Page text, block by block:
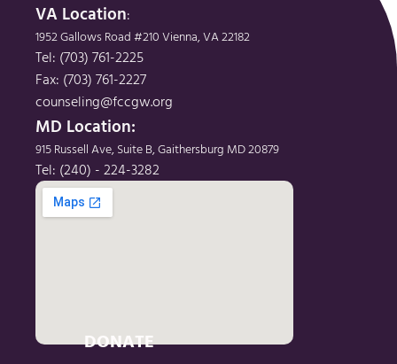
VA Location:
1952 Gallows Road #210 Vienna, VA 22182
Tel: (703) 761-2225
Fax: (703) 761-2227
counseling@fccgw.org
MD Location:
915 Russell Ave, Suite B, Gaithersburg MD 20879
Tel: (240) - 224-3282
DONATE